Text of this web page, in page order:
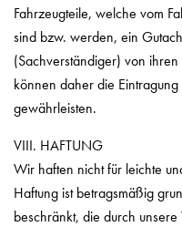
Fahrzeugteile, welche vom
sind bzw. werden, ein
(Sachverständiger) von
können daher die
gewährleisten.
VIII. HAFTUNG
Wir haften nicht für leichte
Haftung ist betragsmäßig
beschränkt, die durch